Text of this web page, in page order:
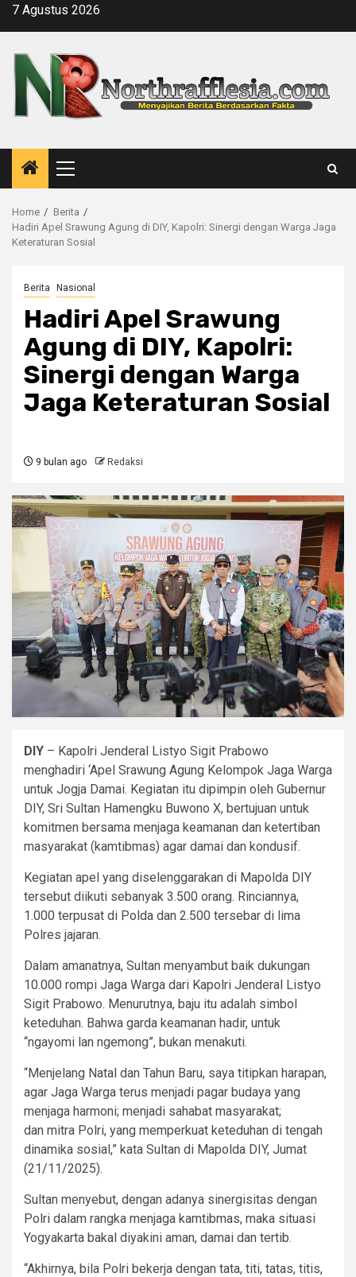
Skip7 Agustus 2026
Primary
Menu
Home
Berita
Hadiri Apel Srawung Agung di DIY, Kapolri: Sinergi dengan Warga Jaga
Keteraturan Sosial
Berita Nasional
Hadiri Apel Srawung
Agung di DIY, Kapolri:
Sinergi dengan Warga
Jaga Keteraturan Sosial
9 bulan ago Redaksi
DIY – Kapolri Jenderal Listyo Sigit Prabowo
menghadiri ‘Apel Srawung Agung Kelompok Jaga Warga
untuk Jogja Damai. Kegiatan itu dipimpin oleh Gubernur
DIY, Sri Sultan Hamengku Buwono X, bertujuan untuk
komitmen bersama menjaga keamanan dan ketertiban
masyarakat (kamtibmas) agar damai dan kondusif.
Kegiatan apel yang diselenggarakan di Mapolda DIY
tersebut diikuti sebanyak 3.500 orang. Rinciannya,
1.000 terpusat di Polda dan 2.500 tersebar di lima
Polres jajaran.
Dalam amanatnya, Sultan menyambut baik dukungan
10.000 rompi Jaga Warga dari Kapolri Jenderal Listyo
Sigit Prabowo. Menurutnya, baju itu adalah simbol
keteduhan. Bahwa garda keamanan hadir, untuk
“ngayomi lan ngemong”, bukan menakuti.
“Menjelang Natal dan Tahun Baru, saya titipkan harapan,
agar Jaga Warga terus menjadi pagar budaya yang
menjaga harmoni; menjadi sahabat masyarakat;
dan mitra Polri, yang memperkuat keteduhan di tengah
dinamika sosial,” kata Sultan di Mapolda DIY, Jumat
(21/11/2025).
Sultan menyebut, dengan adanya sinergisitas dengan
Polri dalam rangka menjaga kamtibmas, maka situasi
Yogyakarta bakal diyakini aman, damai dan tertib.
“Akhirnya, bila Polri bekerja dengan tata, titi, tatas, titis,